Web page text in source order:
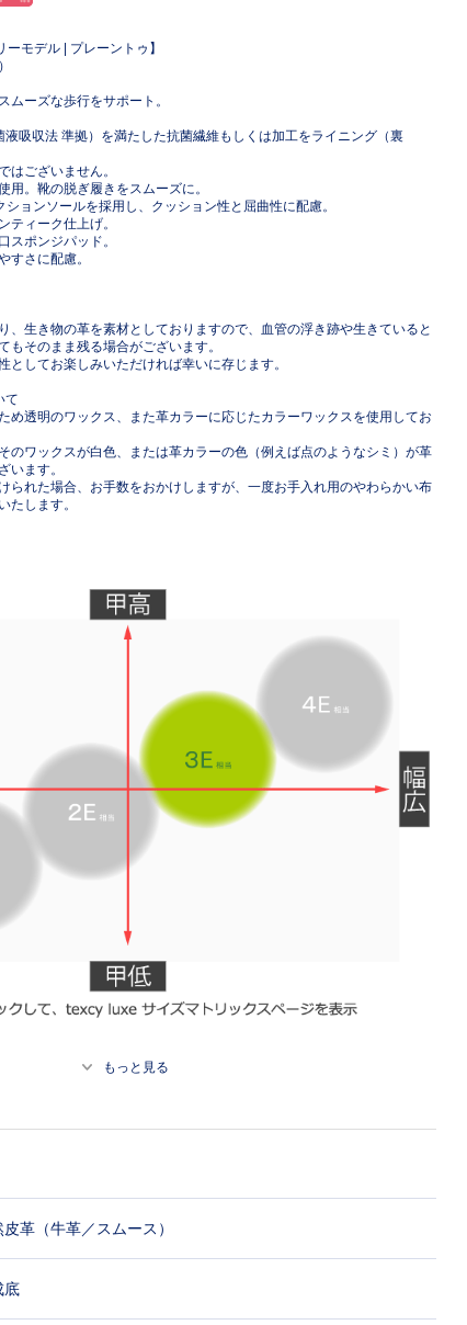
ーモデル | プレーントゥ】
ムーズな歩行をサポート。
液吸収法 準拠）を満たした抗菌繊維もしくは加工をライニング（裏
ございません。
用。靴の脱ぎ履きをスムーズに。
ションソールを採用し、クッション性と屈曲性に配慮。
ティーク仕上げ。
スポンジパッド。
すさに配慮。
、生き物の革を素材としておりますので、血管の浮き跡や生きていると
もそのまま残る場合がございます。
としてお楽しみいただければ幸いに存じます。
て
め透明のワックス、また革カラーに応じたカラーワックスを使用してお
のワックスが白色、または革カラーの色（例えば点のようなシミ）が革
います。
られた場合、お手数をおかけしますが、一度お手入れ用のやわらかい布
たします。
もっと見る
皮革（牛革／スムース）
底